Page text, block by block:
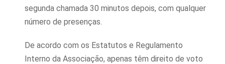
segunda chamada 30 minutos depois, com qualquer
número de presenças.
De acordo com os Estatutos e Regulamento
Interno da Associação, apenas têm direito de voto